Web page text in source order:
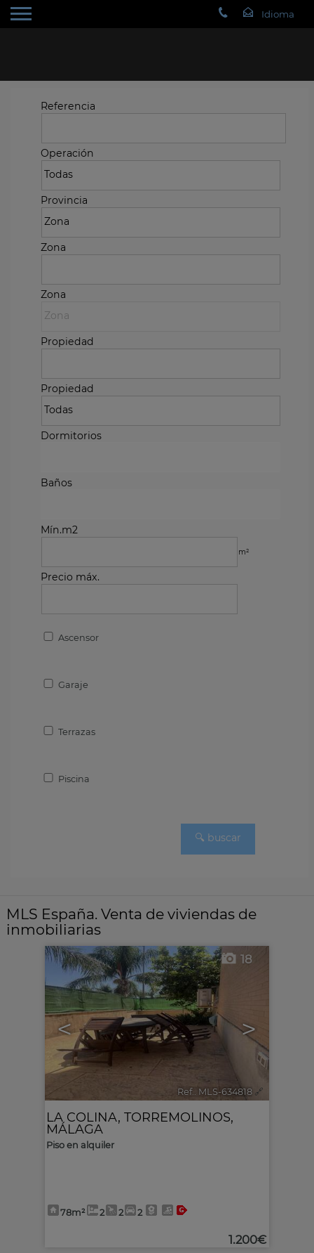
Referencia
Operación
Provincia
Zona
Zona
Propiedad
Propiedad
Dormitorios
Baños
Mín.m2
m²
Precio máx.
Ascensor
Garaje
Terrazas
Piscina
MLS España. Venta de viviendas de
inmobiliarias
< >
18
Ref.. MLS-634818 🔗
LA COLINA, TORREMOLINOS,
MÁLAGA
Piso en alquiler
78m² 2 2 2
1.200€